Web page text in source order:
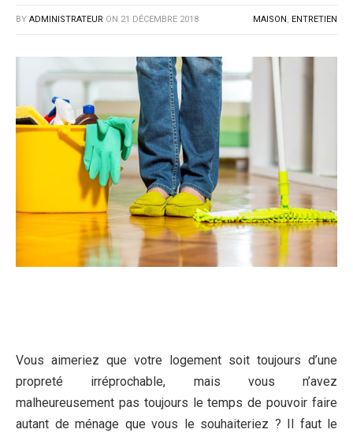
BY ADMINISTRATEUR ON 21 DÉCEMBRE 2018 MAISON, ENTRETIEN
Vous aimeriez que votre logement soit toujours d’une
propreté irréprochable, mais vous n’avez
malheureusement pas toujours le temps de pouvoir faire
autant de ménage que vous le souhaiteriez ? Il faut le